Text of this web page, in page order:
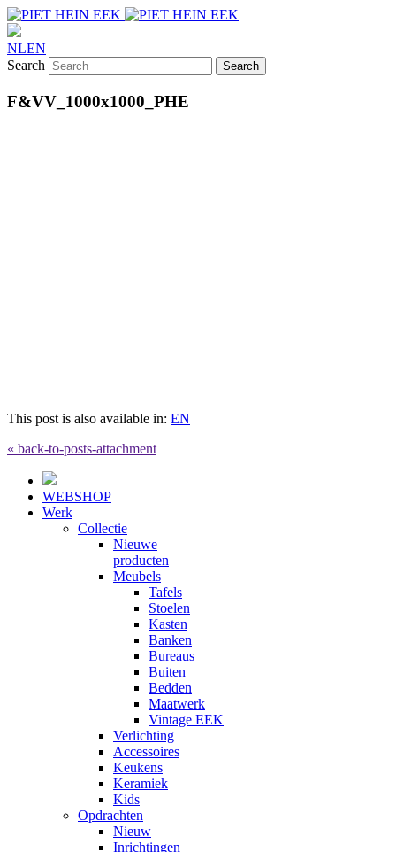
NLEN
Search
F&VV_1000x1000_PHE
This post is also available in: EN
« back-to-posts-attachment
WEBSHOP
Werk
Collectie
Nieuwe
producten
Meubels
Tafels
Stoelen
Kasten
Banken
Bureaus
Buiten
Bedden
Maatwerk
Vintage EEK
Verlichting
Accessoires
Keukens
Keramiek
Kids
Opdrachten
Nieuw
Inrichtingen